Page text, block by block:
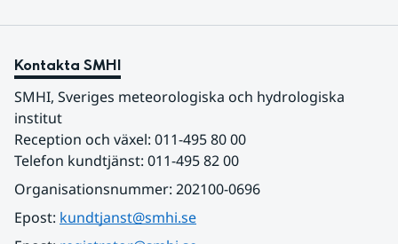
Kontakta SMHI
SMHI, Sveriges meteorologiska och hydrologiska
institut
Reception och växel: 011-495 80 00
Telefon kundtjänst: 011-495 82 00
Organisationsnummer: 202100-0696
Epost: kundtjanst@smhi.se